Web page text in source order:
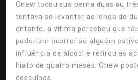
Onew tocou sua perna duas ou
tentava se levantar ao longo de
entanto, a vítima percebeu que
poderiam ocorrer se alguém
influência de álcool e retirou as
hiato de quatro meses, Onew
desculpas.